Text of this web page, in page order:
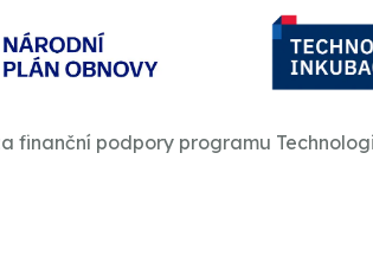
finanční podpory programu